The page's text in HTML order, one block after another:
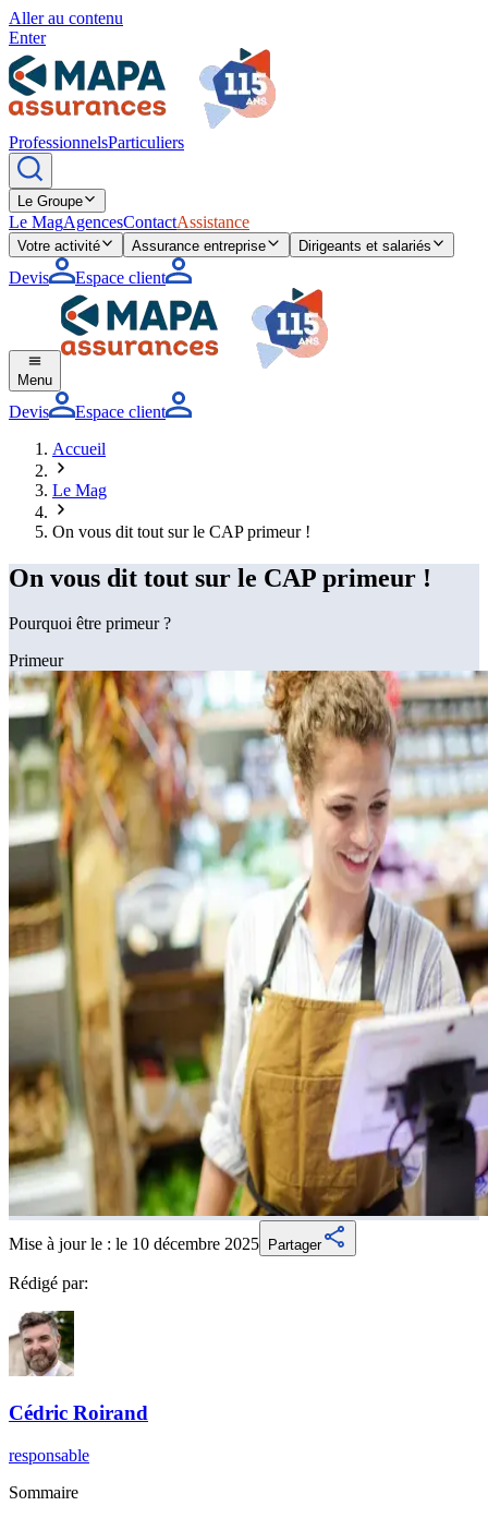
Aller au contenu
Enter
ProfessionnelsParticuliers
Le Groupe
Le MagAgencesContactAssistance
Votre activité Assurance entreprise Dirigeants et salariés
Devis Espace client
Menu
Devis
Espace client
Accueil
Le Mag
On vous dit tout sur le CAP primeur !
On vous dit tout sur le CAP primeur !
Pourquoi être primeur ?
Primeur
Mise à jour le : le 10 décembre 2025 Partager
Rédigé par:
Cédric Roirand
responsable
Sommaire